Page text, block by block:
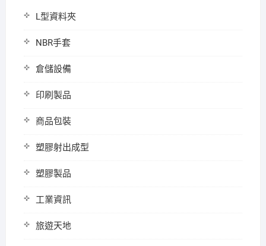
L型資料夾
NBR手套
倉儲設備
印刷製品
商品包裝
塑膠射出成型
塑膠製品
工業資訊
旅遊天地